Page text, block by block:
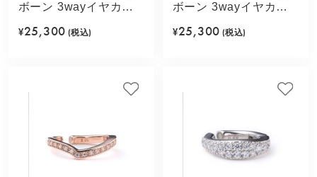
ボーン 3wayイヤカフ
¥25,300 (税込)
ボーン 3wayイヤカフ
¥25,300 (税込)